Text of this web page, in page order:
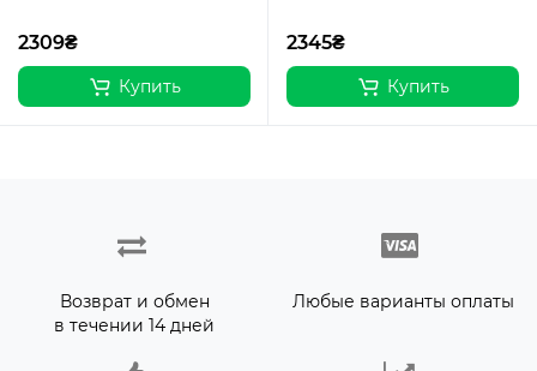
2309₴
Купить
2345₴
Купить
Возврат и обмен
в течении 14 дней
Любые варианты оплаты